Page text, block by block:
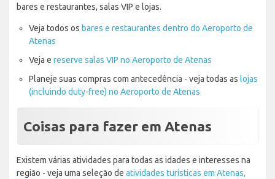
bares e restaurantes, salas VIP e lojas.
Veja todos os bares e restaurantes dentro do Aeroporto de
Atenas
Veja e reserve salas VIP no Aeroporto de Atenas
Planeje suas compras com antecedência - veja todas as lojas
(incluindo duty-free) no Aeroporto de Atenas
Coisas para fazer em Atenas
Existem várias atividades para todas as idades e interesses na
região - veja uma seleção de atividades turísticas em Atenas,